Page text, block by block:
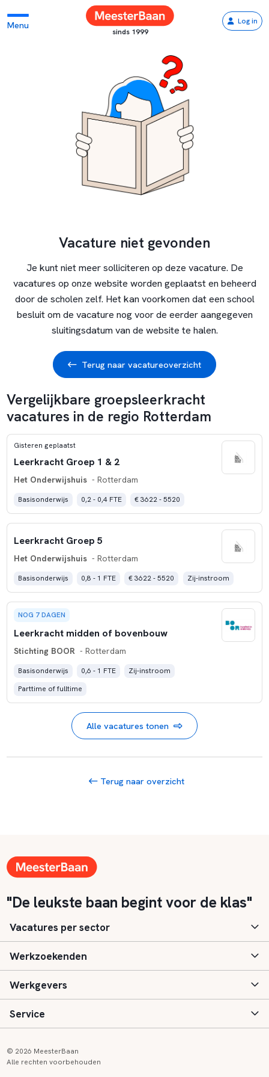
Menu
sinds 1999
Log in
Vacature niet gevonden
Je kunt niet meer solliciteren op deze vacature. De
vacatures op onze website worden geplaatst en beheerd
door de scholen zelf. Het kan voorkomen dat een school
besluit om de vacature nog voor de eerder aangegeven
sluitingsdatum van de website te halen.
Terug naar vacatureoverzicht
Vergelijkbare groepsleerkracht
vacatures in de regio Rotterdam
Gisteren geplaatst
Leerkracht Groep 1 & 2
Het Onderwijshuis - Rotterdam
Basisonderwijs 0,2 - 0,4 FTE € 3622 - 5520
Leerkracht Groep 5
Het Onderwijshuis - Rotterdam
Basisonderwijs 0,8 - 1 FTE € 3622 - 5520 Zij-instroom
NOG 7 DAGEN
Leerkracht midden of bovenbouw
Stichting BOOR - Rotterdam
Basisonderwijs 0,6 - 1 FTE
Zij-instroom
Parttime of fulltime
Alle vacatures tonen
Terug naar overzicht
"De leukste baan begint voor de klas"
Vacatures per sector
Basisonderwijs
Speciaal (basis) onderwijs
Voortgezet onderwijs
Werkzoekenden
Aanmelden
Vacatures
Werkgevers
Inloggen
Service
© 2026 MeesterBaan
Alle rechten voorbehouden